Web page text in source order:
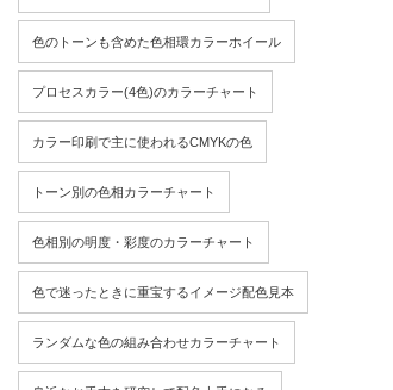
色のトーンも含めた色相環カラーホイール
プロセスカラー(4色)のカラーチャート
カラー印刷で主に使われるCMYKの色
トーン別の色相カラーチャート
色相別の明度・彩度のカラーチャート
色で迷ったときに重宝するイメージ配色見本
ランダムな色の組み合わせカラーチャート